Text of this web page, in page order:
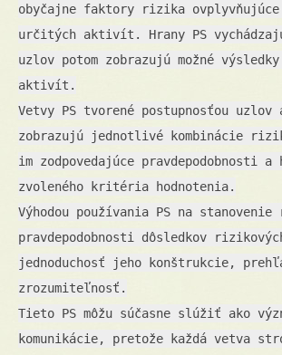
obyčajne faktory rizika ovplyvňujúce
určitých aktivít. Hrany PS
uzlov potom zobrazujú možné
aktivít.
Vetvy PS tvorené postupnosťou uzlov
zobrazujú jednotlivé kombinácie
im zodpovedajúce pravdepodobnosti a
zvoleného kritéria hodnotenia.
Výhodou používania PS na stanovenie
pravdepodobnosti dôsledkov
jednoduchosť jeho konštrukcie,
zrozumiteľnosť.
Tieto PS môžu súčasne slúžiť ako
komunikácie, pretože každá vetva